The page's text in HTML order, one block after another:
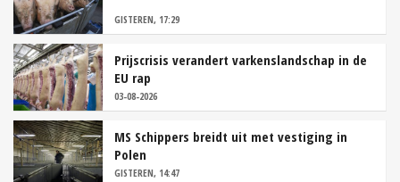
GISTEREN, 17:29
Prijscrisis verandert varkenslandschap in de
EU rap
03-08-2026
MS Schippers breidt uit met vestiging in
Polen
GISTEREN, 14:47